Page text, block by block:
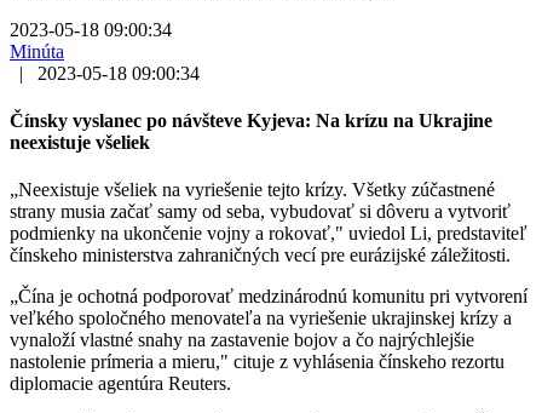
2023-05-18 09:00:34
Minúta
|
2023-05-18 09:00:34
Čínsky vyslanec po návšteve Kyjeva: Na krízu na Ukrajine
neexistuje všeliek
„Neexistuje všeliek na vyriešenie tejto krízy. Všetky zúčastnené
strany musia začať samy od seba, vybudovať si dôveru a vytvoriť
podmienky na ukončenie vojny a rokovať," uviedol Li, predstaviteľ
čínskeho ministerstva zahraničných vecí pre eurázijské záležitosti.
„Čína je ochotná podporovať medzinárodnú komunitu pri vytvorení
veľkého spoločného menovateľa na vyriešenie ukrajinskej krízy a
vynaloží vlastné snahy na zastavenie bojov a čo najrýchlejšie
nastolenie prímeria a mieru," cituje z vyhlásenia čínskeho rezortu
diplomacie agentúra Reuters.